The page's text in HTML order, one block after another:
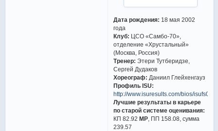
Дата рождения: 18 мая 2002
года
Клуб: ЦСО «Самбо-70»,
отделение «Хрустальный»
(Москва, Россия)
Тренер: Этери Тутберидзе,
Сергей Дудаков
Хореограф: Даниил Глейхенгауз
Профиль ISU:
http://www.isuresults.com/bios/
Лучшие результаты в карьере
по старой системе оценивания:
КП 82.92МР , ПП 158.08, сумма
239.57